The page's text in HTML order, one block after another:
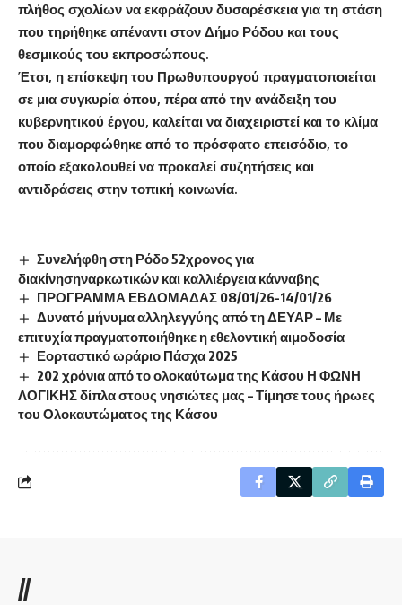
πλήθος σχολίων να εκφράζουν δυσαρέσκεια για τη στάση
που τηρήθηκε απέναντι στον Δήμο Ρόδου και τους
θεσμικούς του εκπροσώπους.
Έτσι, η επίσκεψη του Πρωθυπουργού πραγματοποιείται
σε μια συγκυρία όπου, πέρα από την ανάδειξη του
κυβερνητικού έργου, καλείται να διαχειριστεί και το κλίμα
που διαμορφώθηκε από το πρόσφατο επεισόδιο, το
οποίο εξακολουθεί να προκαλεί συζητήσεις και
αντιδράσεις στην τοπική κοινωνία.
Συνελήφθη στη Ρόδο 52χρονος για
διακίνησηναρκωτικών και καλλιέργεια κάνναβης
ΠΡΟΓΡΑΜΜΑ ΕΒΔΟΜΑΔΑΣ 08/01/26-14/01/26
Δυνατό μήνυμα αλληλεγγύης από τη ΔΕΥΑΡ – Με
επιτυχία πραγματοποιήθηκε η εθελοντική αιμοδοσία
Εορταστικό ωράριο Πάσχα 2025
202 χρόνια από το ολοκαύτωμα της Κάσου Η ΦΩΝΗ
ΛΟΓΙΚΗΣ δίπλα στους νησιώτες μας – Τίμησε τους ήρωες
του Ολοκαυτώματος της Κάσου
//